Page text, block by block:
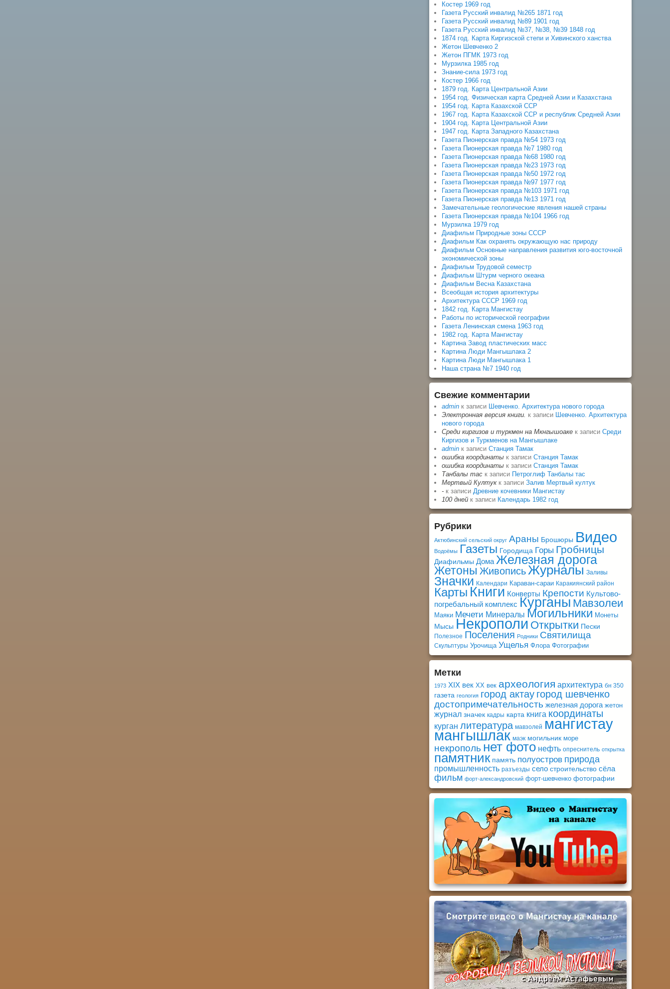
Костер 1969 год
Газета Русский инвалид №265 1871 год
Газета Русский инвалид №89 1901 год
Газета Русский инвалид №37, №38, №39 1848 год
1874 год. Карта Киргизской степи и Хивинского ханства
Жетон Шевченко 2
Жетон ПГМК 1973 год
Мурзилка 1985 год
Знание-сила 1973 год
Костер 1966 год
1879 год. Карта Центральной Азии
1954 год. Физическая карта Средней Азии и Казахстана
1954 год. Карта Казахской ССР
1967 год. Карта Казахской ССР и республик Средней Азии
1904 год. Карта Центральной Азии
1947 год. Карта Западного Казахстана
Газета Пионерская правда №54 1973 год
Газета Пионерская правда №7 1980 год
Газета Пионерская правда №68 1980 год
Газета Пионерская правда №23 1973 год
Газета Пионерская правда №50 1972 год
Газета Пионерская правда №97 1977 год
Газета Пионерская правда №103 1971 год
Газета Пионерская правда №13 1971 год
Замечательные геологические явления нашей страны
Газета Пионерская правда №104 1966 год
Мурзилка 1979 год
Диафильм Природные зоны СССР
Диафильм Как охранять окружающую нас природу
Диафильм Основные направления развития юго-восточной
экономической зоны
Диафильм Трудовой семестр
Диафильм Штурм черного океана
Диафильм Весна Казахстана
Всеобщая история архитектуры
Архитектура СССР 1969 год
1842 год. Карта Мангистау
Работы по исторической географии
Газета Ленинская смена 1963 год
1982 год. Карта Мангистау
Картина Завод пластических масс
Картина Люди Мангышлака 2
Картина Люди Мангышлака 1
Наша страна №7 1940 год
Свежие комментарии
admin к записи Шевченко. Архитектура нового города
Электронная версия книги. к записи Шевченко. Архитектура
нового города
Среди киргизов и туркмен на Мкнгышоаке к записи Среди
Киргизов и Туркменов на Мангышлаке
admin к записи Станция Тамак
ошибка координаты к записи Станция Тамак
ошибка координаты к записи Станция Тамак
Танбалы тас к записи Петроглиф Танбалы тас
Мертвый Култукк записи Залив Мертвый култук
- к записи Древние кочевники Мангистау
100 дней к записи Календарь 1982 год
Рубрики
Актюбинский сельский округ Араны Брошюры Видео
Водоёмы Газеты Городища Горы Гробницы
Диафильмы Дома Железная дорога
Жетоны Живопись Журналы Заливы
Значки Календари Караван-сараи Каракиянский район
Карты Книги Конверты Крепости Культово-
погребальный комплекс Курганы Мавзолеи
Маяки Мечети Минералы Могильники Монеты
Мысы Некрополи Открытки Пески
Полезное Поселения Родники Святилища
Скульптуры Урочища Ущелья Флора Фотографии
Метки
1973 XIX век XX век археология архитектура бн 350
газета геология город актау город шевченко
достопримечательность железная дорога жетон
журнал значек кадры карта книга координаты
курган литература мавзолей мангистау
мангышлак маэк могильник море
некрополь нет фото нефть опреснитель открытка
памятник память полуостров природа
промышленность разъезды село строительство сёла
фильм форт-александровский форт-шевченко фотографии